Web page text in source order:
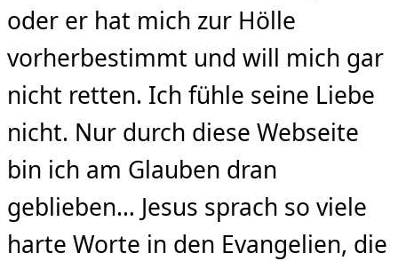
oder er hat mich zur Hölle
vorherbestimmt und will mich gar
nicht retten. Ich fühle seine Liebe
nicht. Nur durch diese Webseite
bin ich am Glauben dran
geblieben… Jesus sprach so viele
harte Worte in den Evangelien, die